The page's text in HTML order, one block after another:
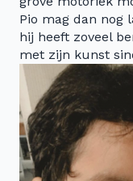
Pio mag dan nog
hij heeft zoveel
met zijn kunst